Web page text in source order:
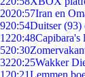
2020:57Iran en
920:54Duitser (93)
1220:48Capibara's
520:30
3220:25Wakker
1 20:21Lemmen